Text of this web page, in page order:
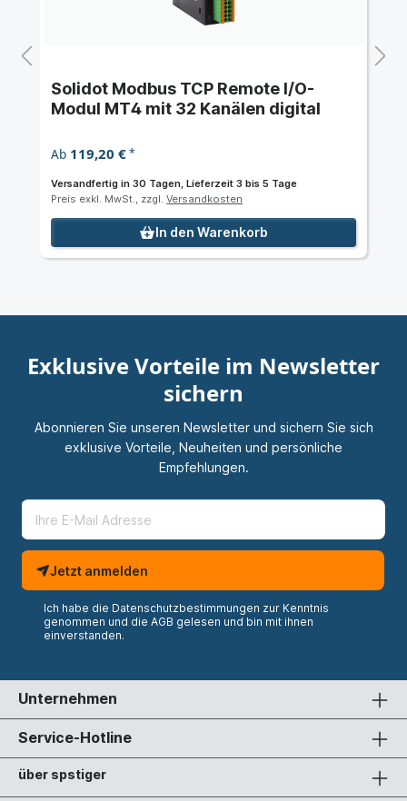
Solidot Modbus TCP Remote I/O-
Modul MT4 mit 32 Kanälen digital
Ab 119,20 €*
Versandfertig in 30 Tagen, Lieferzeit 3 bis 5 Tage
Preis exkl. MwSt., zzgl. Versandkosten
In den Warenkorb
Exklusive Vorteile im Newsletter
sichern
Abonnieren Sie unseren Newsletter und sichern Sie sich
exklusive Vorteile, Neuheiten und persönliche
Empfehlungen.
Jetzt anmelden
Ich habe die Datenschutzbestimmungen zur Kenntnis
genommen und die AGB gelesen und bin mit ihnen
einverstanden.
Unternehmen
Service-Hotline
über spstiger